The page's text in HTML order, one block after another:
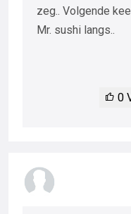
zeg.. Volgende
Mr. sushi langs..
0